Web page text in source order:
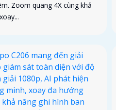
Zoom quang 4X cùng khả